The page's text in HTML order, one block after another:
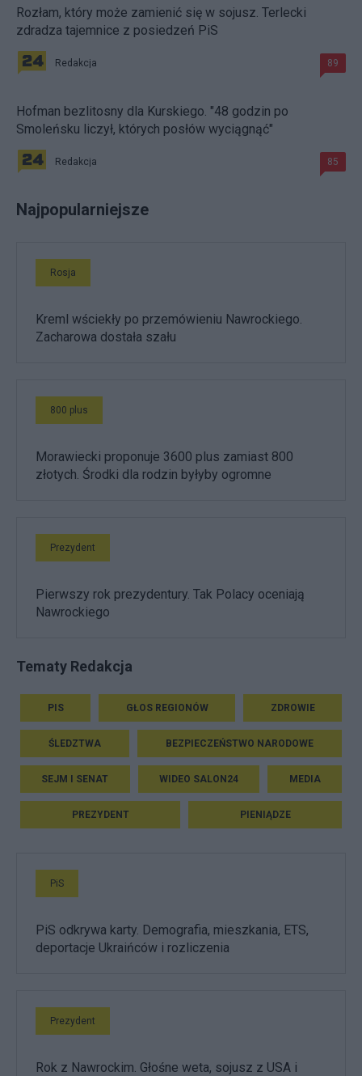
Rozłam, który może zamienić się w sojusz. Terlecki
zdradza tajemnice z posiedzeń PiS
Redakcja 89
Hofman bezlitosny dla Kurskiego. "48 godzin po
Smoleńsku liczył, których posłów wyciągnąć"
Redakcja 85
Najpopularniejsze
Rosja
Kreml wściekły po przemówieniu Nawrockiego.
Zacharowa dostała szału
800 plus
Morawiecki proponuje 3600 plus zamiast 800
złotych. Środki dla rodzin byłyby ogromne
Prezydent
Pierwszy rok prezydentury. Tak Polacy oceniają
Nawrockiego
Tematy Redakcja
PIS GŁOS REGIONÓW ZDROWIE
ŚLEDZTWA BEZPIECZEŃSTWO NARODOWE
SEJM I SENAT WIDEO SALON24 MEDIA
PREZYDENT PIENIĄDZE
PiS
PiS odkrywa karty. Demografia, mieszkania, ETS,
deportacje Ukraińców i rozliczenia
Prezydent
Rok z Nawrockim. Głośne weta, sojusz z USA i